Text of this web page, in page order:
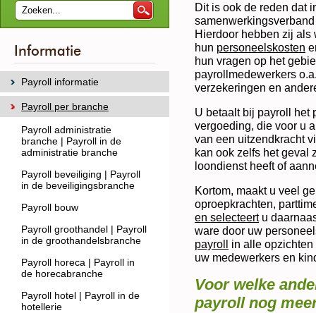
Dit is ook de reden dat
Hierdoor hebben zij als
hun personeelskosten
hun vragen op het
payrollmedewerkers
verzekeringen en
U betaalt bij payroll het
vergoeding, die voor u
van een uitzendkracht
kan ook zelfs het geval
loondienst heeft of
Kortom, maakt u veel
oproepkrachten,
en selecteertu
ware door uw
payroll in alle
uw medewerkers en
Voor welke
payroll nog
Informatie
Payroll informatie
Payroll per branche
Payroll administratie
branche | Payroll in de
administratie branche
Payroll beveiliging | Payroll
in de beveiligingsbranche
Payroll bouw
Payroll groothandel | Payroll
in de groothandelsbranche
Payroll horeca | Payroll in
de horecabranche
Payroll hotel | Payroll in de
hotellerie